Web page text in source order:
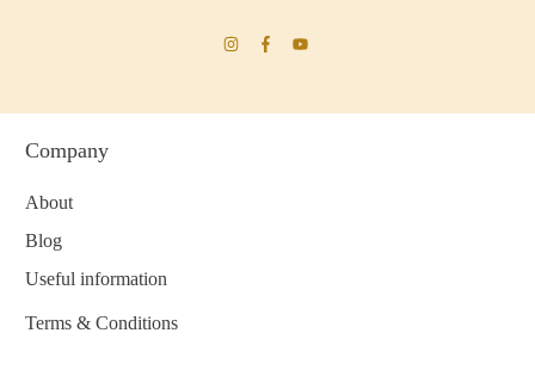
Company
About
Blog
Useful information
Terms & Conditions